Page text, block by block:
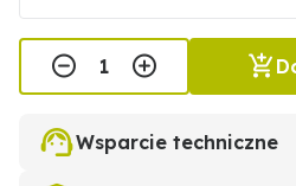
Wsparcie techniczne